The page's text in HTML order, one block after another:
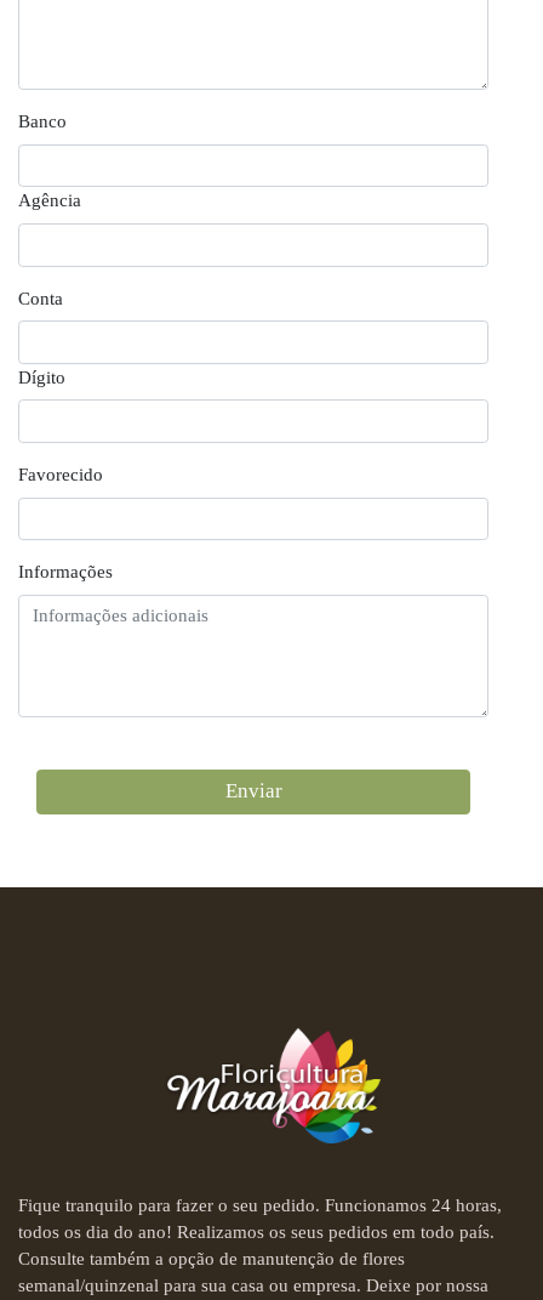
Banco
Agência
Conta
Dígito
Favorecido
Informações
Enviar
Fique tranquilo para fazer o seu pedido. Funcionamos 24 horas,
todos os dia do ano! Realizamos os seus pedidos em todo país.
Consulte também a opção de manutenção de flores
semanal/quinzenal para sua casa ou empresa. Deixe por nossa